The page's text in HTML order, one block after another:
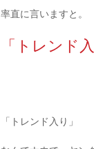
率直に言いますと。
「トレンド入
「トレンド入り」